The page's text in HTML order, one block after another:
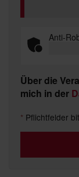
Anti-
Über die
mich in der
* Pflichtfelder